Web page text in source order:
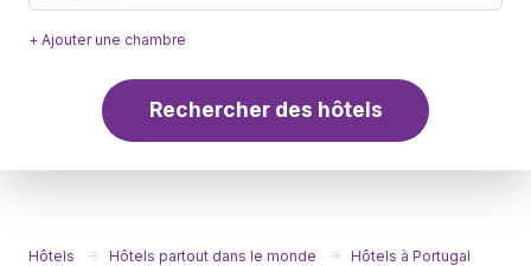
+ Ajouter une chambre
Rechercher des hôtels
Hôtels Hôtels partout dans le monde
Hôtels à Portugal